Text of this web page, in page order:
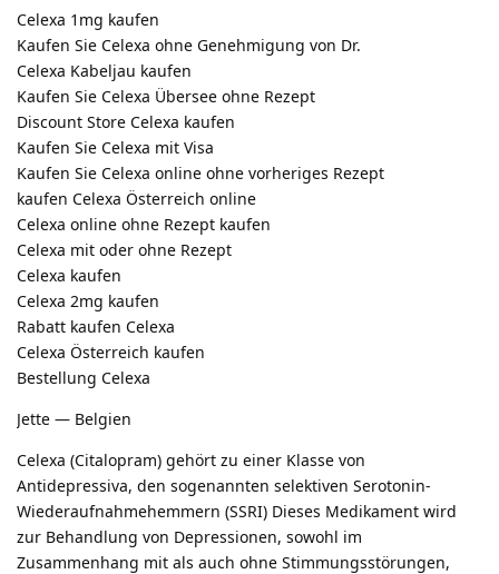
Celexa 1mg kaufen
Kaufen Sie Celexa ohne Genehmigung von Dr.
Celexa Kabeljau kaufen
Kaufen Sie Celexa Übersee ohne Rezept
Discount Store Celexa kaufen
Kaufen Sie Celexa mit Visa
Kaufen Sie Celexa online ohne vorheriges Rezept
kaufen Celexa Österreich online
Celexa online ohne Rezept kaufen
Celexa mit oder ohne Rezept
Celexa kaufen
Celexa 2mg kaufen
Rabatt kaufen Celexa
Celexa Österreich kaufen
Bestellung Celexa
Jette — Belgien
Celexa (Citalopram) gehört zu einer Klasse von
Antidepressiva, den sogenannten selektiven Serotonin-
Wiederaufnahmehemmern (SSRI) Dieses Medikament wird
zur Behandlung von Depressionen, sowohl im
Zusammenhang mit als auch ohne Stimmungsstörungen,